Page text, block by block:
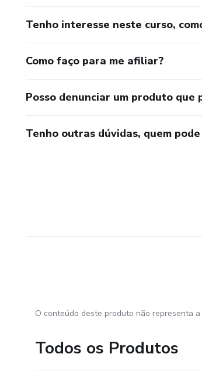
Tenho interesse neste curso,
Como faço para me afiliar?
Posso denunciar um produto que
Tenho outras dúvidas, quem
O conteúdo deste produto não representa
Todos os Produtos